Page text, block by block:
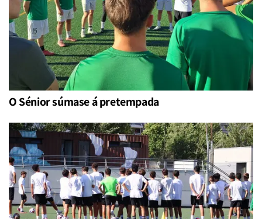
O Sénior súmase á pretempada